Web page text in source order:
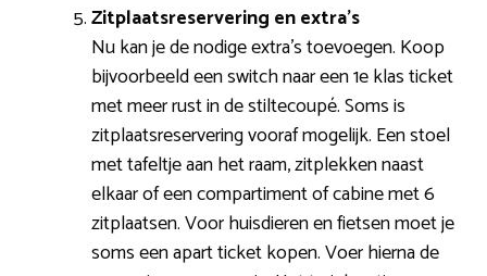
Zitplaatsreservering en extra’s
Nu kan je de nodige extra’s toevoegen. Koop
bijvoorbeeld een switch naar een 1e klas ticket
met meer rust in de stiltecoupé. Soms is
zitplaatsreservering vooraf mogelijk. Een stoel
met tafeltje aan het raam, zitplekken naast
elkaar of een compartiment of cabine met 6
zitplaatsen. Voor huisdieren en fietsen moet je
soms een apart ticket kopen. Voer hierna de